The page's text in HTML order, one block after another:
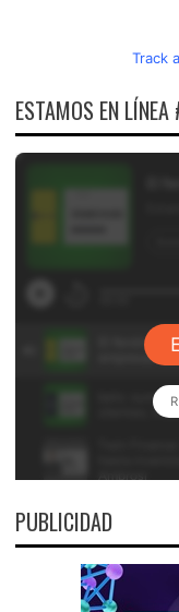
Track
ESTAMOS EN
PUBLICIDAD